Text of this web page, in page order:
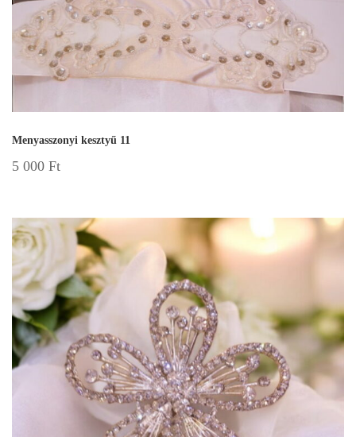
Menyasszonyi kesztyű 11
5 000 Ft